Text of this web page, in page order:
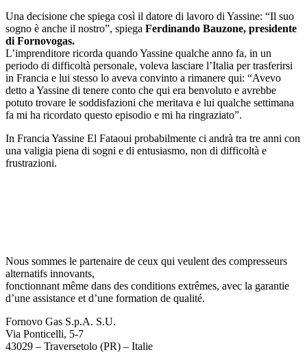
Una decisione che spiega così il datore di lavoro di Yassine: “Il suo
sogno è anche il nostro”, spiega Ferdinando Bauzone, presidente
di Fornovogas.
L’imprenditore ricorda quando Yassine qualche anno fa, in un
periodo di difficoltà personale, voleva lasciare l’Italia per trasferirsi
in Francia e lui stesso lo aveva convinto a rimanere qui: “Avevo
detto a Yassine di tenere conto che qui era benvoluto e avrebbe
potuto trovare le soddisfazioni che meritava e lui qualche settimana
fa mi ha ricordato questo episodio e mi ha ringraziato”.
In Francia Yassine El Fataoui probabilmente ci andrà tra tre anni con
una valigia piena di sogni e di entusiasmo, non di difficoltà e
frustrazioni.
Nous sommes le partenaire de ceux qui veulent des compresseurs
alternatifs innovants,
fonctionnant même dans des conditions extrêmes, avec la garantie
d’une assistance et d’une formation de qualité.
Fornovo Gas S.p.A. S.U.
Via Ponticelli, 5-7
43029 – Traversetolo (PR) – Italie